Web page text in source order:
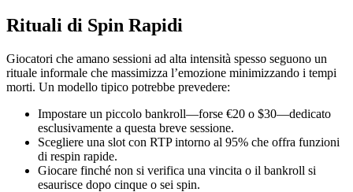
Rituali di Spin Rapidi
Giocatori che amano sessioni ad alta intensità spesso seguono un
rituale informale che massimizza l’emozione minimizzando i tempi
morti. Un modello tipico potrebbe prevedere:
Impostare un piccolo bankroll—forse €20 o $30—dedicato
esclusivamente a questa breve sessione.
Scegliere una slot con RTP intorno al 95% che offra funzioni
di respin rapide.
Giocare finché non si verifica una vincita o il bankroll si
esaurisce dopo cinque o sei spin.